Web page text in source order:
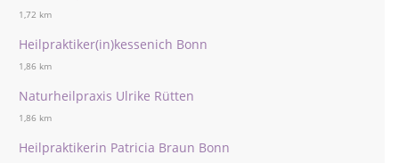
1,72 km
Heilpraktiker(in)kessenich Bonn
1,86 km
Naturheilpraxis Ulrike Rütten
1,86 km
Heilpraktikerin Patricia Braun Bonn